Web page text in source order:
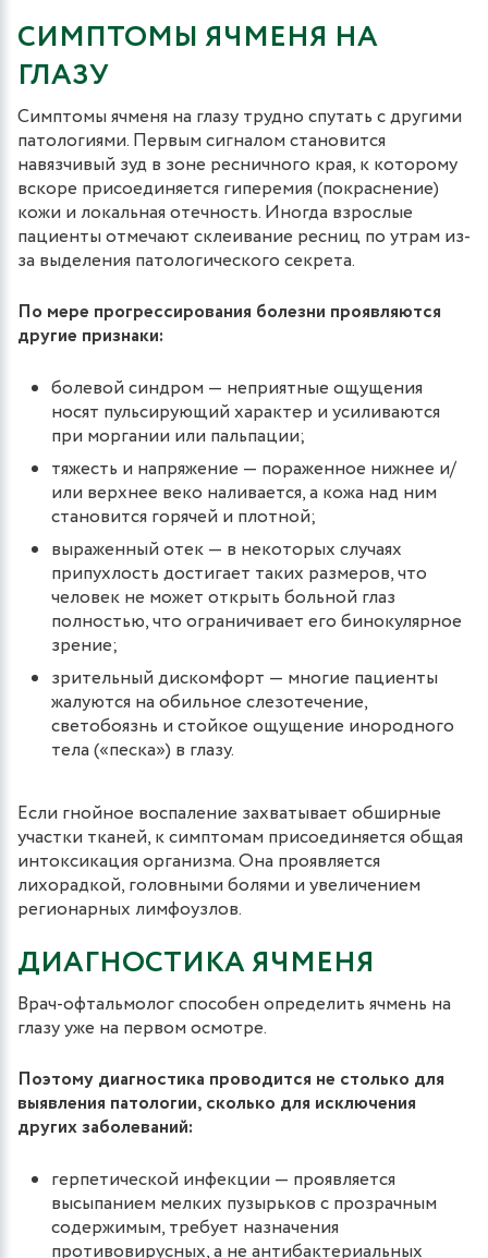
СИМПТОМЫ ЯЧМЕНЯ НА
ГЛАЗУ
Симптомы ячменя на глазу трудно спутать с другими
патологиями. Первым сигналом становится
навязчивый зуд в зоне ресничного края, к которому
вскоре присоединяется гиперемия (покраснение)
кожи и локальная отечность. Иногда взрослые
пациенты отмечают склеивание ресниц по утрам из-
за выделения патологического секрета.
По мере прогрессирования болезни проявляются
другие признаки:
болевой синдром — неприятные ощущения
носят пульсирующий характер и усиливаются
при моргании или пальпации;
тяжесть и напряжение — пораженное нижнее и/
или верхнее веко наливается, а кожа над ним
становится горячей и плотной;
выраженный отек — в некоторых случаях
припухлость достигает таких размеров, что
человек не может открыть больной глаз
полностью, что ограничивает его бинокулярное
зрение;
зрительный дискомфорт — многие пациенты
жалуются на обильное слезотечение,
светобоязнь и стойкое ощущение инородного
тела («песка») в глазу.
Если гнойное воспаление захватывает обширные
участки тканей, к симптомам присоединяется общая
интоксикация организма. Она проявляется
лихорадкой, головными болями и увеличением
регионарных лимфоузлов.
ДИАГНОСТИКА ЯЧМЕНЯ
Врач-офтальмолог способен определить ячмень на
глазу уже на первом осмотре.
Поэтому диагностика проводится не столько для
выявления патологии, сколько для исключения
других заболеваний:
герпетической инфекции — проявляется
высыпанием мелких пузырьков с прозрачным
содержимым, требует назначения
противовирусных, а не антибактериальных